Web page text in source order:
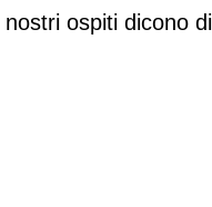
nostri ospiti dicono